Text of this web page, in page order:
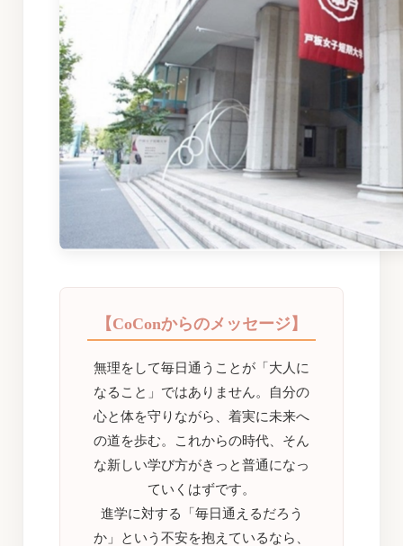
【CoConからのメッセージ】
無理をして毎日通うことが「大人に
なること」ではありません。自分の
心と体を守りながら、着実に未来へ
の道を歩む。これからの時代、そん
な新しい学び方がきっと普通になっ
ていくはずです。
進学に対する「毎日通えるだろう
か」という不安を抱えているなら、